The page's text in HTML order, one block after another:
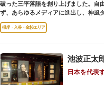
破った三平落語を創り上げました。自
ず、あらゆるメディアに進出し、神風
て、いつまでも日本人の心に残っていま
根岸・入谷・金杉エリア
池波正太
日本を代表